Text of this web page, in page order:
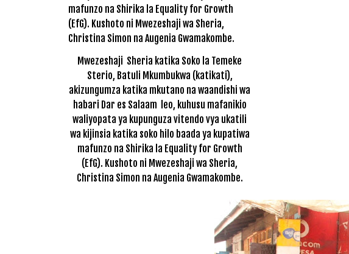
Mwezeshaji Sheria katika Soko la Temeke
Sterio, Batuli Mkumbukwa (katikati),
akizungumza katika mkutano na waandishi wa
habari Dar es Salaam leo, kuhusu mafanikio
waliyopata ya kupunguza vitendo vya ukatili
wa kijinsia katika soko hilo baada ya kupatiwa
mafunzo na Shirika la Equality for Growth
(EfG). Kushoto ni Mwezeshaji wa Sheria,
Christina Simon na Augenia Gwamakombe.